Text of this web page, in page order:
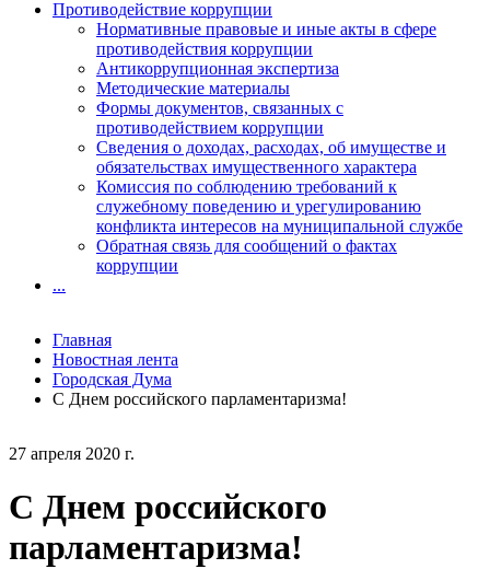
27 апреля 2020 г.
С Днем российского
парламентаризма!
Противодействие коррупции
Нормативные правовые и иные акты в сфере
противодействия коррупции
Антикоррупционная экспертиза
Методические материалы
Формы документов, связанных с
противодействием коррупции
Сведения о доходах, расходах, об имуществе и
обязательствах имущественного характера
Комиссия по соблюдению требований к
служебному поведению и урегулированию
конфликта интересов на муниципальной службе
Обратная связь для сообщений о фактах
коррупции
...
Главная
Новостная лента
Городская Дума
С Днем российского парламентаризма!